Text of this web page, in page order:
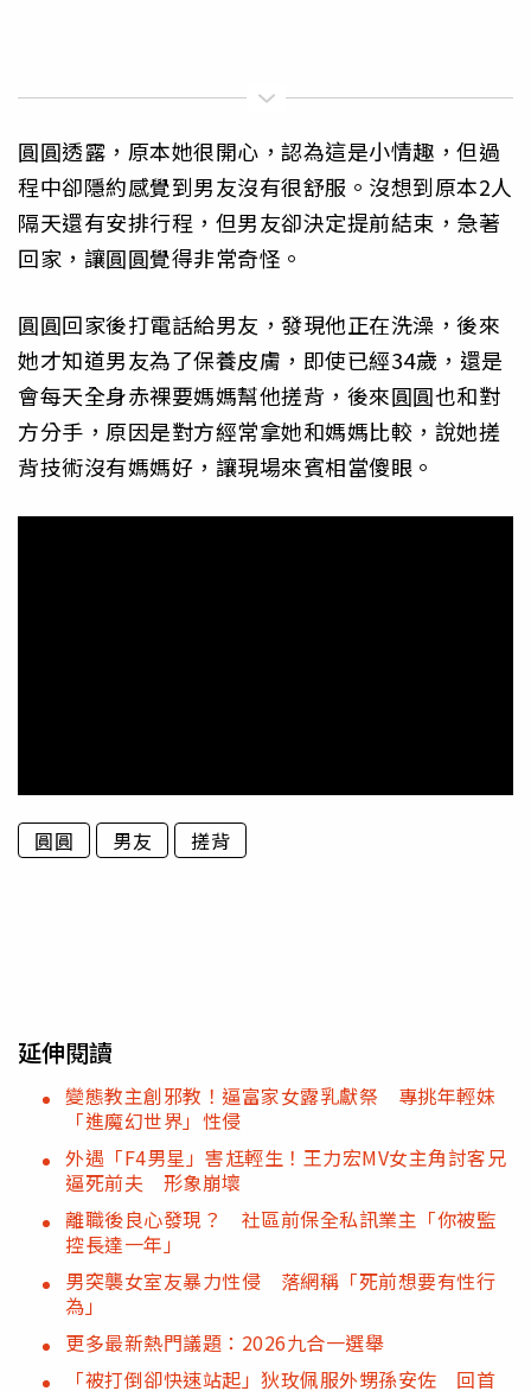
圓圓透露，原本她很開心，認為這是小情趣，但過
程中卻隱約感覺到男友沒有很舒服。沒想到原本2人
隔天還有安排行程，但男友卻決定提前結束，急著
回家，讓圓圓覺得非常奇怪。
圓圓回家後打電話給男友，發現他正在洗澡，後來
她才知道男友為了保養皮膚，即使已經34歲，還是
會每天全身赤裸要媽媽幫他搓背，後來圓圓也和對
方分手，原因是對方經常拿她和媽媽比較，說她搓
背技術沒有媽媽好，讓現場來賓相當傻眼。
圓圓 男友 搓背
延伸閱讀
變態教主創邪教！逼富家女露乳獻祭 專挑年輕妹
「進魔幻世界」性侵
外遇「F4男星」害尪輕生！王力宏MV女主角討客兄
逼死前夫 形象崩壞
離職後良心發現？ 社區前保全私訊業主「你被監
控長達一年」
男突襲女室友暴力性侵 落網稱「死前想要有性行
為」
更多最新熱門議題：2026九合一選舉
「被打倒卻快速站起」狄玫佩服外甥孫安佐 回首